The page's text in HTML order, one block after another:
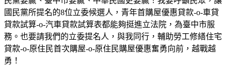
國民黨所提名的8位立委候選人，青年首購屋優惠貸款-o-車貸
貸款試算-o-汽車貸款試算表都能夠挺進立法院，為臺中市服
務。也要請我們的立委提名人，與我同行，輔助勞工修繕住宅
貸款-o-原住民首次購屋-o-原住民購屋優惠奮勇向前，越戰越
勇！